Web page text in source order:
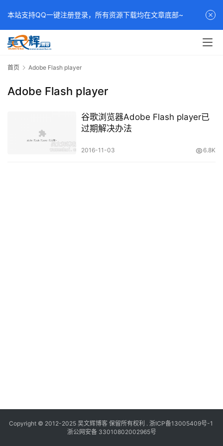
首页 Adobe Flash player
Adobe Flash player
谷歌浏览器Adobe Flash player已
过期解决办法
2016-11-03 6.8K
Copyright © 2012-2025 吴文辉博客保留所有权利 . 浙ICP备13005409号-1
浙公网安备 33010802002965号
本站支持QQ一键注册登录，所有资源下载均在文章底部~